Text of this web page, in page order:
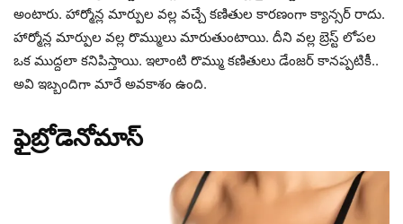
అంటారు. హార్మోన్ల మార్పుల వల్ల వచ్చే కణితుల కారణంగా క్యాన్సర్ రాదు.
హార్మోన్ల మార్పుల వల్ల రొమ్ములు మారుతుంటాయి. దీని వల్ల బ్రెస్ట్ లోపల
ఒక ముద్దలా కనిపిస్తాయి. ఇలాంటి రొమ్ము కణితులు డేంజర్ కానప్పటికీ..
అవి ఇబ్బందిగా మారే అవకాశం ఉంది.
ఫైబ్రోడెనోమాస్